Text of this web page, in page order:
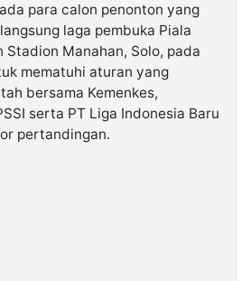
para calon penonton yang
laga pembuka Piala
Manahan, Solo, pada
mematuhi aturan yang
bersama Kemenkes,
serta PT Liga Indonesia Baru
pertandingan.